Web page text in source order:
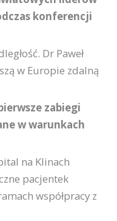
konferencji
Dr Paweł
w Europie zdalną
zabiegi
w warunkach
na Klinach
pacjentek
współpracy z